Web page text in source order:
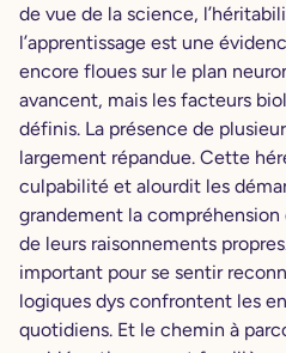
de vue de la science,
l’apprentissage est une
encore floues sur le plan
avancent, mais les facteurs
définis. La présence de
largement répandue. Cette
culpabilité et alourdit les
grandement la
de leurs raisonnements
important pour se sentir
logiques dys confrontent les
quotidiens. Et le chemin à